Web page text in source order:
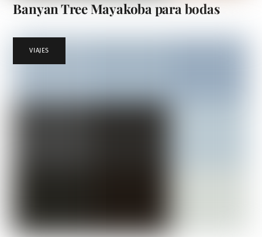
Banyan Tree Mayakoba para bodas
VIAJES